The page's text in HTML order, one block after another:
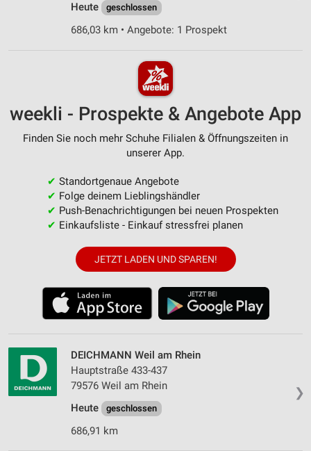
Heute
geschlossen
686,03 km • Angebote: 1 Prospekt
weekli - Prospekte & Angebote App
Finden Sie noch mehr Schuhe Filialen & Öffnungszeiten in
unserer App.
✔ Standortgenaue Angebote
✔ Folge deinem Lieblingshändler
✔ Push-Benachrichtigungen bei neuen Prospekten
✔ Einkaufsliste - Einkauf stressfrei planen
JETZT LADEN UND SPAREN!
❯
DEICHMANN Weil am Rhein
Hauptstraße 433-437
79576 Weil am Rhein
Heute
geschlossen
686,91 km